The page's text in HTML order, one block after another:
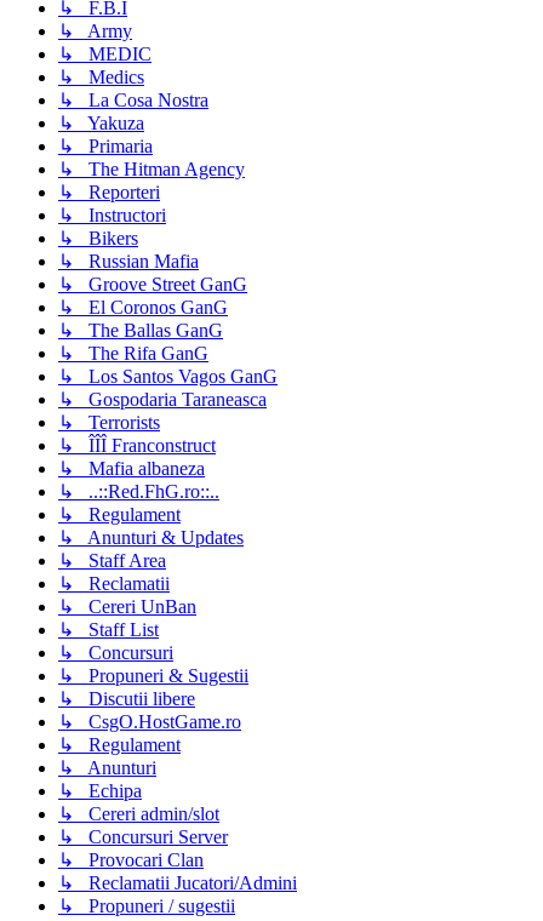
↳ F.B.I
↳ Army
↳ MEDIC
↳ Medics
↳ La Cosa Nostra
↳ Yakuza
↳ Primaria
↳ The Hitman Agency
↳ Reporteri
↳ Instructori
↳ Bikers
↳ Russian Mafia
↳ Groove Street GanG
↳ El Coronos GanG
↳ The Ballas GanG
↳ The Rifa GanG
↳ Los Santos Vagos GanG
↳ Gospodaria Taraneasca
↳ Terrorists
↳ ÎÎÎ Franconstruct
↳ Mafia albaneza
↳ ..::Red.FhG.ro::..
↳ Regulament
↳ Anunturi & Updates
↳ Staff Area
↳ Reclamatii
↳ Cereri UnBan
↳ Staff List
↳ Concursuri
↳ Propuneri & Sugestii
↳ Discutii libere
↳ CsgO.HostGame.ro
↳ Regulament
↳ Anunturi
↳ Echipa
↳ Cereri admin/slot
↳ Concursuri Server
↳ Provocari Clan
↳ Reclamatii Jucatori/Admini
↳ Propuneri / sugestii